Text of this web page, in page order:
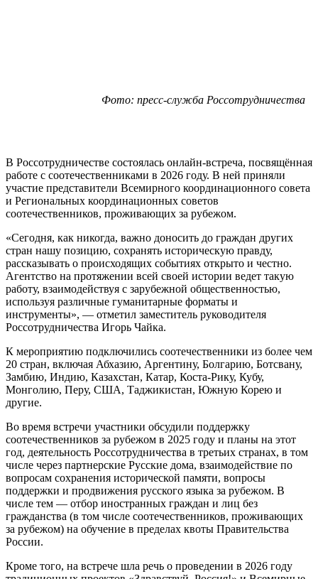
Фото: пресс-служба Россотрудничества
В Россотрудничестве состоялась онлайн-встреча, посвящённая
работе с соотечественниками в 2026 году. В ней приняли
участие представители Всемирного координационного совета
и Региональных координационных советов
соотечественников, проживающих за рубежом.
«Сегодня, как никогда, важно доносить до граждан других
стран нашу позицию, сохранять историческую правду,
рассказывать о происходящих событиях открыто и честно.
Агентство на протяжении всей своей истории ведет такую
работу, взаимодействуя с зарубежной общественностью,
используя различные гуманитарные форматы и
инструменты», — отметил заместитель руководителя
Россотрудничества Игорь Чайка.
К мероприятию подключились соотечественники из более чем
20 стран, включая Абхазию, Аргентину, Болгарию, Ботсвану,
Замбию, Индию, Казахстан, Катар, Коста-Рику, Кубу,
Монголию, Перу, США, Таджикистан, Южную Корею и
другие.
Во время встречи участники обсудили поддержку
соотечественников за рубежом в 2025 году и планы на этот
год, деятельность Россотрудничества в третьих странах, в том
числе через партнерские Русские дома, взаимодействие по
вопросам сохранения исторической памяти, вопросы
поддержки и продвижения русского языка за рубежом. В
числе тем — отбор иностранных граждан и лиц без
гражданства (в том числе соотечественников, проживающих
за рубежом) на обучение в пределах квоты Правительства
России.
Кроме того, на встрече шла речь о проведении в 2026 году